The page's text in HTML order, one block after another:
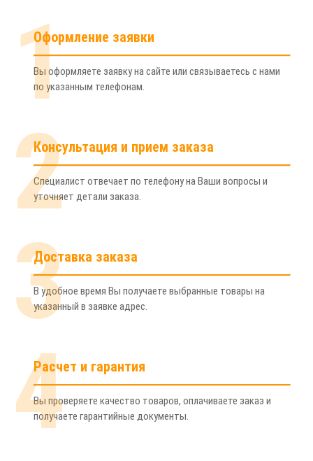
1
Оформление заявки
Вы оформляете заявку на сайте или связываетесь с нами
по указанным телефонам.
2
Консультация и прием заказа
Специалист отвечает по телефону на Ваши вопросы и
уточняет детали заказа.
3
Доставка заказа
В удобное время Вы получаете выбранные товары на
указанный в заявке адрес.
4
Расчет и гарантия
Вы проверяете качество товаров, оплачиваете заказ и
получаете гарантийные документы.